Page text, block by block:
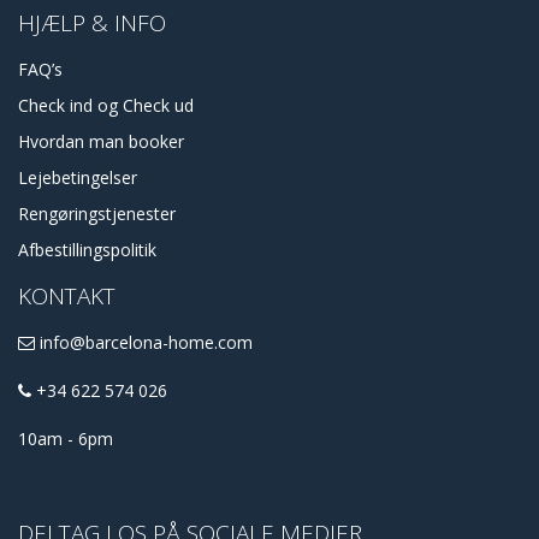
HJÆLP & INFO
FAQ’s
Check ind og Check ud
Hvordan man booker
Lejebetingelser
Rengøringstjenester
Afbestillingspolitik
KONTAKT
info@barcelona-home.com
+34 622 574 026
10am - 6pm